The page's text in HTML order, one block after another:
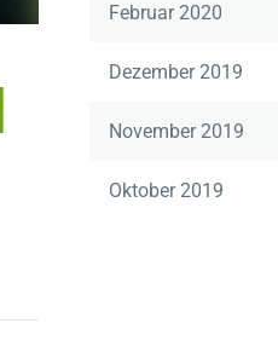
Februar 2020
Dezember 2019
November 2019
Oktober 2019